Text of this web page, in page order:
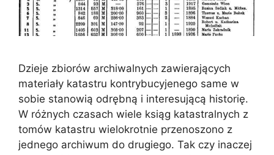
Dzieje zbiorów archiwalnych zawierających
materiały katastru kontrybucyjenego same w
sobie stanowią odrębną i interesującą historię.
W różnych czasach wiele ksiąg katastralnych z
tomów katastru wielokrotnie przenoszono z
jednego archiwum do drugiego. Tak czy inaczej